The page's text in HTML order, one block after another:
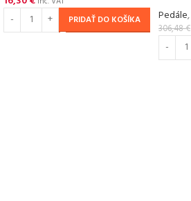
PRIDAŤ DO KOŠÍKA
Pedále,
306,48€